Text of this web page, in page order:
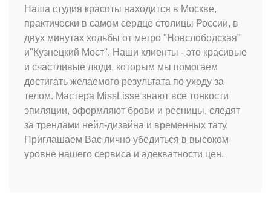
Наша студия красоты находится в Москве,
практически в самом сердце столицы России, в
двух минутах ходьбы от метро "Новслободская"
и"Кузнецкий Мост". Наши клиенты - это красивые
и счастливые люди, которым мы помогаем
достигать желаемого результата по уходу за
телом. Мастера MissLisse знают все тонкости
эпиляции, оформляют брови и ресницы, следят
за трендами нейл-дизайна и временных тату.
Приглашаем Вас лично убедиться в высоком
уровне нашего сервиса и адекватности цен.